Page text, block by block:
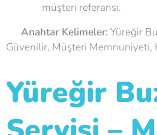
müşteri referansı.
Anahtar Kelimeler: Yüreğir
Güvenilir, Müşteri Memnuniyeti,
Yüreğir